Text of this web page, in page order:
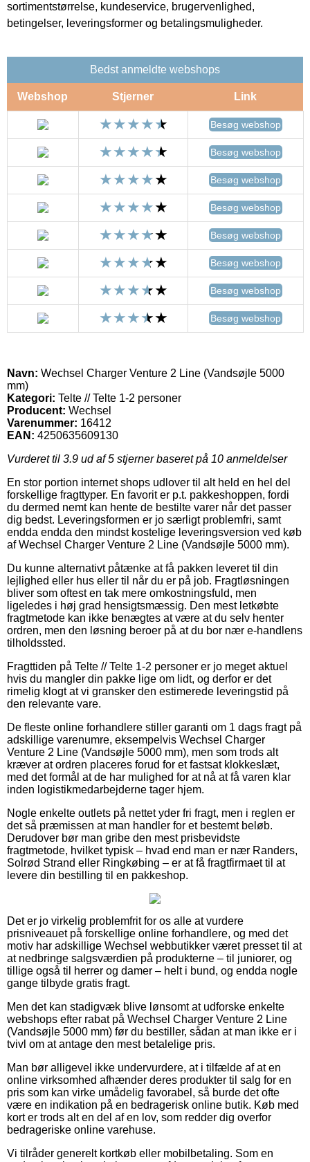
sortimentstørrelse, kundeservice, brugervenlighed,
betingelser, leveringsformer og betalingsmuligheder.
Bedst anmeldte webshops
Webshop Stjerner Link
Besøg webshop
Besøg webshop
Besøg webshop
Besøg webshop
Besøg webshop
Besøg webshop
Besøg webshop
Besøg webshop
Navn: Wechsel Charger Venture 2 Line (Vandsøjle 5000
mm)
Kategori: Telte // Telte 1-2 personer
Producent: Wechsel
Varenummer: 16412
EAN: 4250635609130
Vurderet til 3.9 ud af 5 stjerner baseret på 10 anmeldelser
En stor portion internet shops udlover til alt held en hel del
forskellige fragttyper. En favorit er p.t. pakkeshoppen, fordi
du dermed nemt kan hente de bestilte varer når det passer
dig bedst. Leveringsformen er jo særligt problemfri, samt
endda endda den mindst kostelige leveringsversion ved køb
af Wechsel Charger Venture 2 Line (Vandsøjle 5000 mm).
Du kunne alternativt påtænke at få pakken leveret til din
lejlighed eller hus eller til når du er på job. Fragtløsningen
bliver som oftest en tak mere omkostningsfuld, men
ligeledes i høj grad hensigtsmæssig. Den mest letkøbte
fragtmetode kan ikke benægtes at være at du selv henter
ordren, men den løsning beroer på at du bor nær e-handlens
tilholdssted.
Fragttiden på Telte // Telte 1-2 personer er jo meget aktuel
hvis du mangler din pakke lige om lidt, og derfor er det
rimelig klogt at vi gransker den estimerede leveringstid på
den relevante vare.
De fleste online forhandlere stiller garanti om 1 dags fragt på
adskillige varenumre, eksempelvis Wechsel Charger
Venture 2 Line (Vandsøjle 5000 mm), men som trods alt
kræver at ordren placeres forud for et fastsat klokkeslæt,
med det formål at de har mulighed for at nå at få varen klar
inden logistikmedarbejderne tager hjem.
Nogle enkelte outlets på nettet yder fri fragt, men i reglen er
det så præmissen at man handler for et bestemt beløb.
Derudover bør man gribe den mest prisbevidste
fragtmetode, hvilket typisk – hvad end man er nær Randers,
Solrød Strand eller Ringkøbing – er at få fragtfirmaet til at
levere din bestilling til en pakkeshop.
Det er jo virkelig problemfrit for os alle at vurdere
prisniveauet på forskellige online forhandlere, og med det
motiv har adskillige Wechsel webbutikker været presset til at
at nedbringe salgsværdien på produkterne – til juniorer, og
tillige også til herrer og damer – helt i bund, og endda nogle
gange tilbyde gratis fragt.
Men det kan stadigvæk blive lønsomt at udforske enkelte
webshops efter rabat på Wechsel Charger Venture 2 Line
(Vandsøjle 5000 mm) før du bestiller, sådan at man ikke er i
tvivl om at antage den mest betalelige pris.
Man bør alligevel ikke undervurdere, at i tilfælde af at en
online virksomhed afhænder deres produkter til salg for en
pris som kan virke umådelig favorabel, så burde det ofte
være en indikation på en bedragerisk online butik. Køb med
kort er trods alt en del af en lov, som redder dig overfor
bedrageriske online varehuse.
Vi tilråder generelt kortkøb eller mobilbetaling. Som en